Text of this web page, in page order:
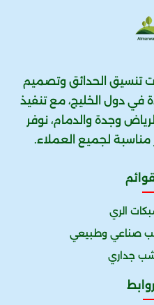
تنسيق الحدائق وتصميم
في دول الخليج، مع تنفيذ
وجدة والدمام، نوفر
لجميع العملاء.
الري
صناعي وطبيعي
جداري